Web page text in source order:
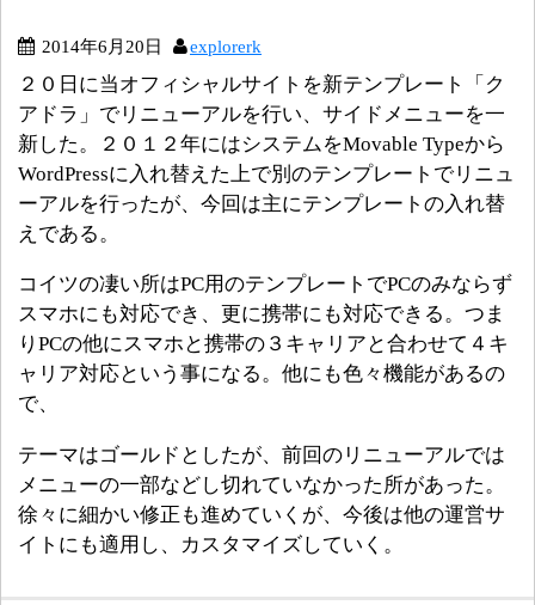
2014年6月20日 explorerk
２０日に当オフィシャルサイトを新テンプレート「ク
アドラ」でリニューアルを行い、サイドメニューを一
新した。２０１２年にはシステムをMovable Typeから
WordPressに入れ替えた上で別のテンプレートでリニュ
ーアルを行ったが、今回は主にテンプレートの入れ替
えである。
コイツの凄い所はPC用のテンプレートでPCのみならず
スマホにも対応でき、更に携帯にも対応できる。つま
りPCの他にスマホと携帯の３キャリアと合わせて４キ
ャリア対応という事になる。他にも色々機能があるの
で、
テーマはゴールドとしたが、前回のリニューアルでは
メニューの一部などし切れていなかった所があった。
徐々に細かい修正も進めていくが、今後は他の運営サ
イトにも適用し、カスタマイズしていく。